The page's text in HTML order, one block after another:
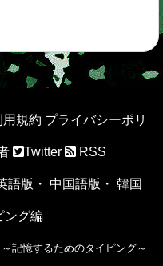
用規約 プライバシーポリ
Twitter RSS
語版 ・ 中国語版 ・ 韓国
ング編
記憶するためのタイピング～